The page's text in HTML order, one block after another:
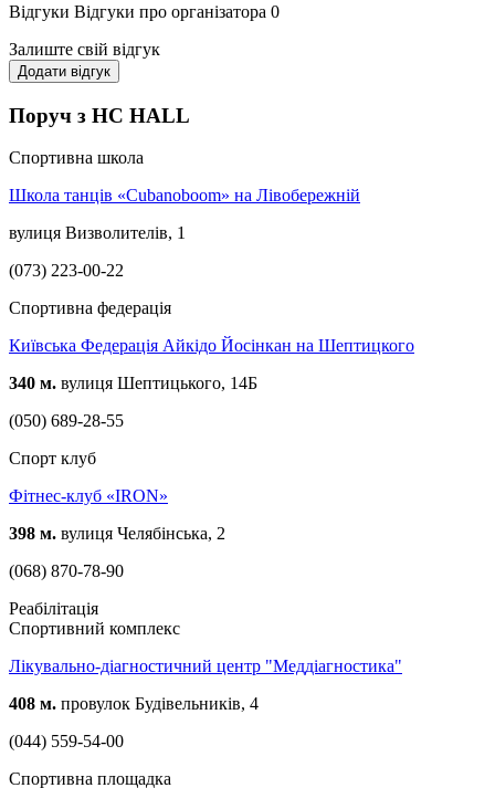
Відгуки Відгуки про організатора 0
Залиште свій відгук
Додати відгук
Поруч з HC HALL
Спортивна школа
Школа танців «Cubanoboom» на Лівобережній
вулиця Визволителів, 1
(073) 223-00-22
Спортивна федерація
Київська Федерація Айкідо Йосінкан на Шептицкого
340 м. вулиця Шептицького, 14Б
(050) 689-28-55
Спорт клуб
Фітнес-клуб «IRON»
398 м. вулиця Челябінська, 2
(068) 870-78-90
Реабілітація
Спортивний комплекс
Лікувально-діагностичний центр "Меддіагностика"
408 м. провулок Будівельників, 4
(044) 559-54-00
Спортивна площадка